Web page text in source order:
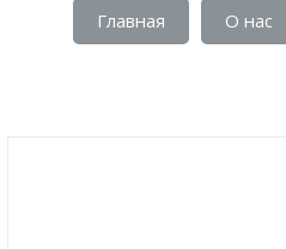
Главная О нас